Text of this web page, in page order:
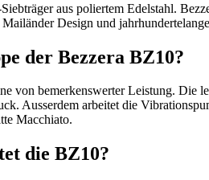
aus poliertem Edelstahl.
Design und
der Bezzera BZ10?
von bemerkenswerter Leistung.
Ausserdem arbeitet die
Macchiato.
die BZ10?